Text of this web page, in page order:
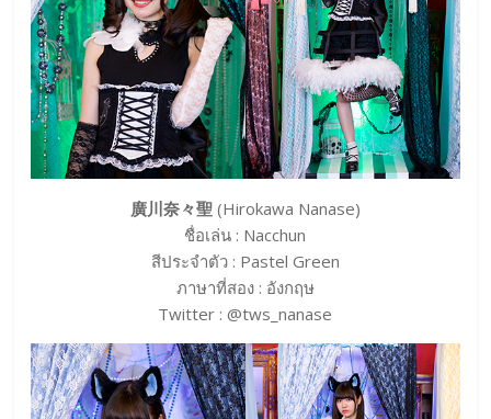
廣川奈々聖 (Hirokawa Nanase)
ชื่อเล่น : Nacchun
สีประจำตัว : Pastel Green
ภาษาที่สอง : อังกฤษ
Twitter : @tws_nanase